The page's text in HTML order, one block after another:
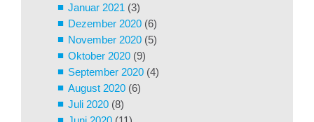
Januar 2021 (3)
Dezember 2020 (6)
November 2020 (5)
Oktober 2020 (9)
September 2020 (4)
August 2020 (6)
Juli 2020 (8)